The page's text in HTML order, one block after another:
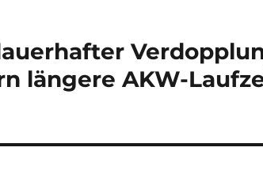
längere AKW-